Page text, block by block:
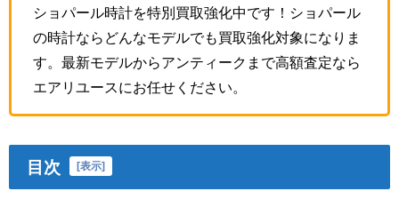
ショパール時計を特別買取強化中です！ショパール
の時計ならどんなモデルでも買取強化対象になりま
す。最新モデルからアンティークまで高額査定なら
エアリユースにお任せください。
目次 [表示]